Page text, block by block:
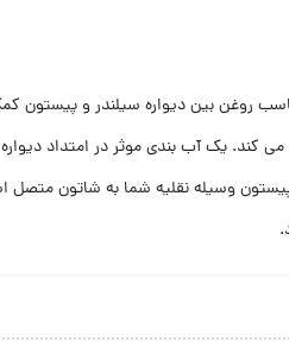
روغن بین دیواره سیلندر و پیستون
کند. یک آب بندی موثر در امتداد دیواره
وسیله نقلیه شما به شاتون متصل